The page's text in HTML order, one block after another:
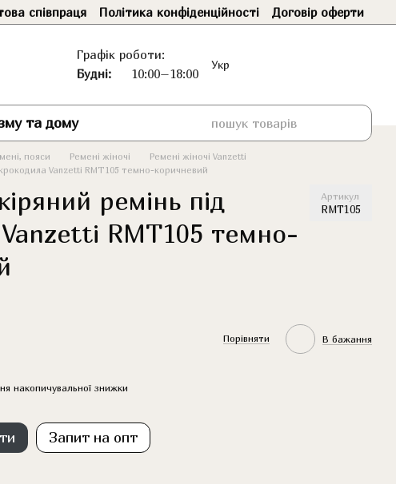
співпраця Політика конфіденційності Договір оферти
Графік роботи:
Будні:
10:00–18:00
Укр
та дому
пояси Ремені жіночі
Ремені жіночі Vanzetti
Vanzetti RMT105 темно-коричневий
ремінь під
RMT105 темно-
Артикул
RMT105
Порівняти В бажання
накопичувальної знижки
Запит на опт